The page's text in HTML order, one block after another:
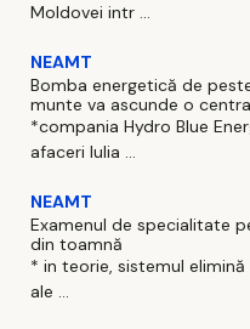
Moldovei intr ...
NEAMT
Bomba energetică de
munte va ascunde o
*compania Hydro Blue
afaceri Iulia ...
NEAMT
Examenul de specialitate
din toamnă
* in teorie, sistemul
ale ...